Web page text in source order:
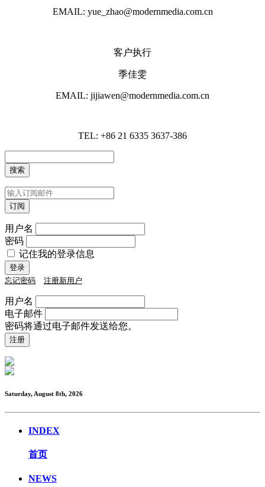
EMAIL: yue_zhao@modernmedia.com.cn
客户执行
季佳雯
EMAIL: jijiawen@modernmedia.com.cn
TEL: +86 21 6335 3637-386
用户名
密码
记住我的登录信息
忘记密码 注册新用户
用户名
电子邮件
密码将通过电子邮件发送给您。
Saturday, August 8th, 2026
INDEX
首页
NEWS